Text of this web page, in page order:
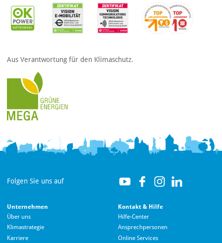
Aus Verantwortung für den Klimaschutz.
Folgen Sie uns auf
Unternehmen
Über uns
Klimastrategie
Karriere
Kontakt & Hilfe
Hilfe-Center
Ansprechpersonen
Online Services